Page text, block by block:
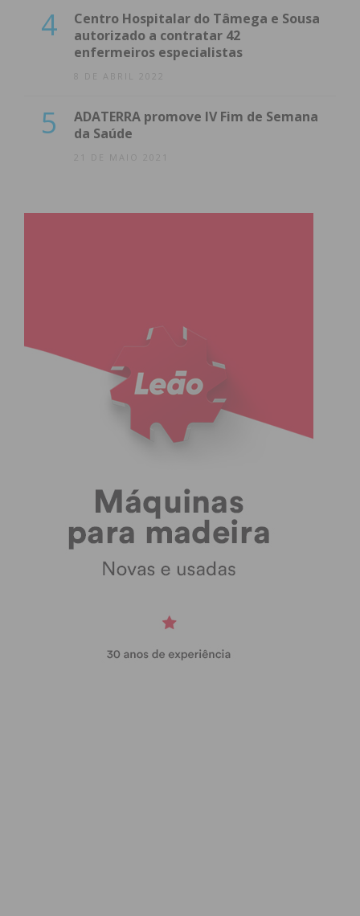
4
Centro Hospitalar do Tâmega e Sousa
autorizado a contratar 42
enfermeiros especialistas
8 DE ABRIL 2022
5
ADATERRA promove IV Fim de Semana
da Saúde
21 DE MAIO 2021